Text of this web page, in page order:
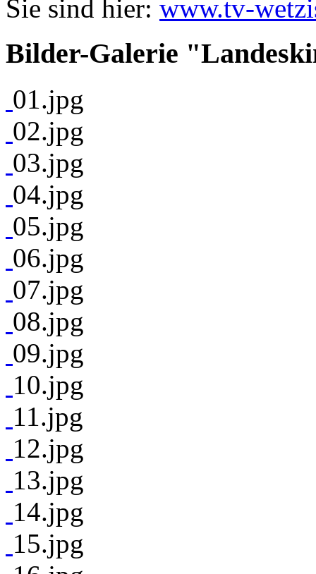
Sie sind hier: www.tv-
Bilder-Galerie
01.jpg
02.jpg
03.jpg
04.jpg
05.jpg
06.jpg
07.jpg
08.jpg
09.jpg
10.jpg
11.jpg
12.jpg
13.jpg
14.jpg
15.jpg